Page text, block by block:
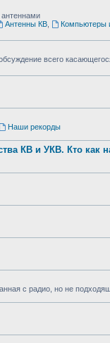
антеннами
Антенны КВ, Компьютеры
всего
Наши рекорды
КВ и УКВ. Кто как
с радио, но не